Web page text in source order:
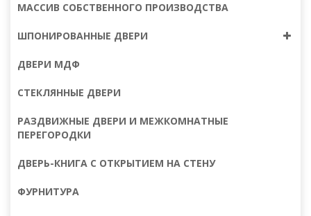
МАССИВ СОБСТВЕННОГО ПРОИЗВОДСТВА
ШПОНИРОВАННЫЕ ДВЕРИ
ДВЕРИ МДФ
СТЕКЛЯННЫЕ ДВЕРИ
РАЗДВИЖНЫЕ ДВЕРИ И МЕЖКОМНАТНЫЕ
ПЕРЕГОРОДКИ
ДВЕРЬ-КНИГА С ОТКРЫТИЕМ НА СТЕНУ
ФУРНИТУРА